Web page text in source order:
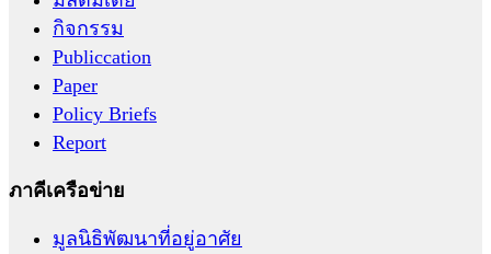
กิจกรรม
Publiccation
Paper
Policy Briefs
Report
ภาคีเครือข่าย
มูลนิธิพัฒนาที่อยู่อาศัย